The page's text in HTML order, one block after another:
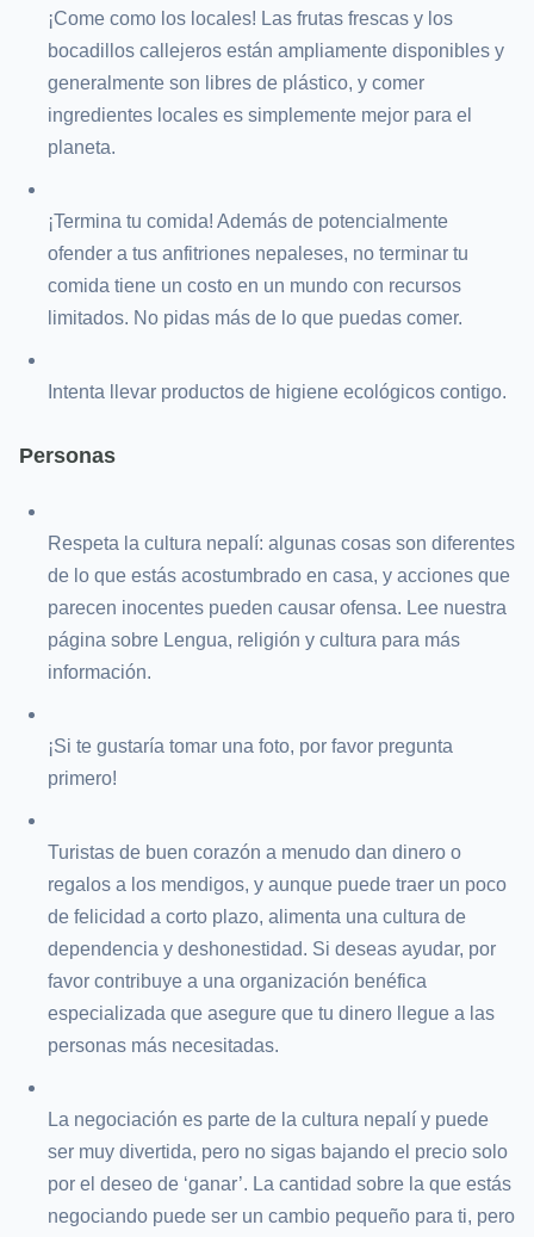
¡Come como los locales! Las frutas frescas y los
bocadillos callejeros están ampliamente disponibles y
generalmente son libres de plástico, y comer
ingredientes locales es simplemente mejor para el
planeta.
¡Termina tu comida! Además de potencialmente
ofender a tus anfitriones nepaleses, no terminar tu
comida tiene un costo en un mundo con recursos
limitados. No pidas más de lo que puedas comer.
Intenta llevar productos de higiene ecológicos contigo.
Personas
Respeta la cultura nepalí: algunas cosas son diferentes
de lo que estás acostumbrado en casa, y acciones que
parecen inocentes pueden causar ofensa. Lee nuestra
página sobre Lengua, religión y cultura para más
información.
¡Si te gustaría tomar una foto, por favor pregunta
primero!
Turistas de buen corazón a menudo dan dinero o
regalos a los mendigos, y aunque puede traer un poco
de felicidad a corto plazo, alimenta una cultura de
dependencia y deshonestidad. Si deseas ayudar, por
favor contribuye a una organización benéfica
especializada que asegure que tu dinero llegue a las
personas más necesitadas.
La negociación es parte de la cultura nepalí y puede
ser muy divertida, pero no sigas bajando el precio solo
por el deseo de ‘ganar’. La cantidad sobre la que estás
negociando puede ser un cambio pequeño para ti, pero